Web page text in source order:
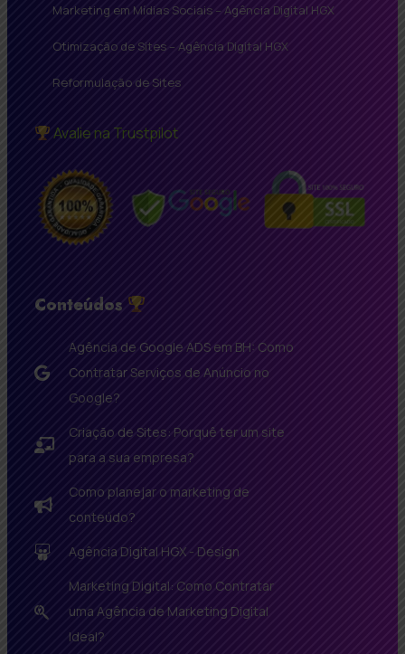
Marketing em Mídias Sociais – Agência Digital HGX
Otimização de Sites – Agência Digital HGX
Reformulação de Sites
Avalie na Trustpilot
Conteúdos
Agência de Google ADS em BH: Como
Contratar Serviços de Anúncio no
Google?
Criação de Sites: Porquê ter um site
para a sua empresa?
Como planejar o marketing de
conteúdo?
Agência Digital HGX - Design
Marketing Digital: Como Contratar
uma Agência de Marketing Digital
Ideal?